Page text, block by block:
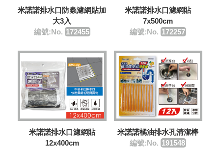
米諾諾排水口防蟲濾網貼加
大3入
編號:No. 172455
米諾諾排水口濾網貼
7x500cm
編號:No. 172257
米諾諾排水口濾網貼
12x400cm
米諾諾橘油排水孔清潔棒
編號:No. 191548